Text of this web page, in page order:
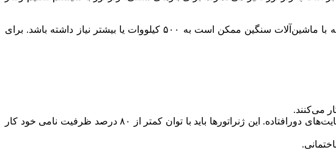
مثال: یک خانه با چند لامپ، کولر گازی و یخچال ممکن است به ۱۰ کیلووات توان نیاز داشته باشد، در حالی که یک کارخانه با ماشین‌آلات سنگین ممکن است به ۵۰۰ کیلووات یا بیشتر نیاز داشته باشد. برای
دائم‌کار (Continuous): برای تأمین برق مداوم در مکان‌هایی که دسترسی به برق شهری وجود ندارد، مانند معادن یا سایت‌های دورافتاده. این ژنراتورها باید با توان کمتر از ۸۰ درصد ظرفیت نامی خود کار